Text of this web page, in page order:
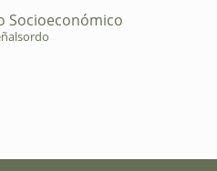
Socioeconómico